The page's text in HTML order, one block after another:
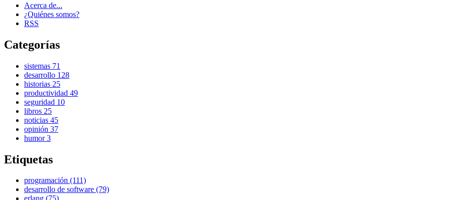
Acerca de...
¿Quiénes somos?
RSS
Categorías
sistemas 71
desarrollo 128
historias 25
productividad 49
seguridad 10
libros 25
noticias 45
opinión 37
humor3
Etiquetas
programación (111)
desarrollo de software (79)